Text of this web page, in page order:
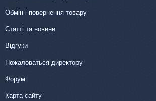
Обмін і повернення товару
Статті та новини
Відгуки
Пожаловаться директору
Форум
Карта сайту